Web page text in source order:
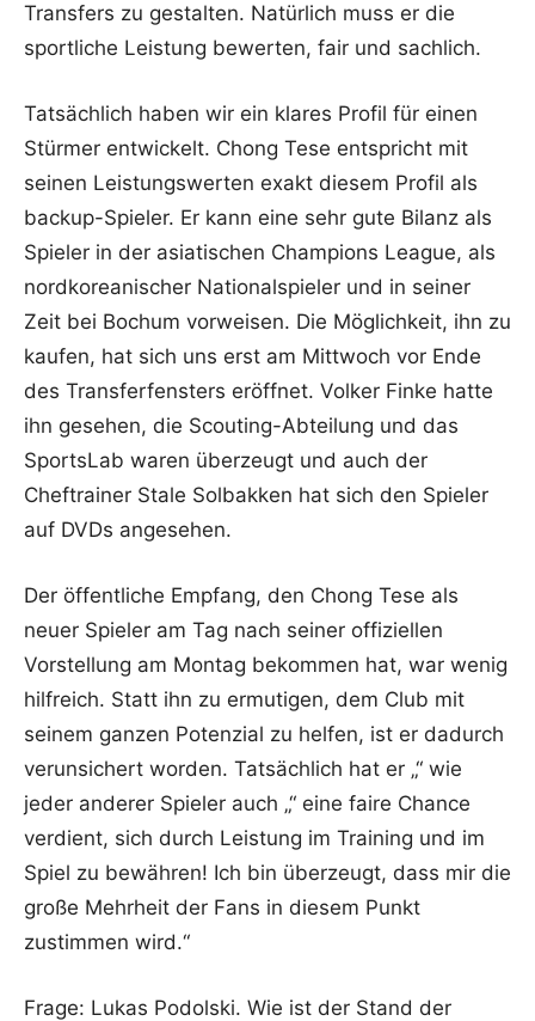
Transfers zu gestalten. Natürlich muss er die
sportliche Leistung bewerten, fair und sachlich.
Tatsächlich haben wir ein klares Profil für einen
Stürmer entwickelt. Chong Tese entspricht mit
seinen Leistungswerten exakt diesem Profil als
backup-Spieler. Er kann eine sehr gute Bilanz als
Spieler in der asiatischen Champions League, als
nordkoreanischer Nationalspieler und in seiner
Zeit bei Bochum vorweisen. Die Möglichkeit, ihn zu
kaufen, hat sich uns erst am Mittwoch vor Ende
des Transferfensters eröffnet. Volker Finke hatte
ihn gesehen, die Scouting-Abteilung und das
SportsLab waren überzeugt und auch der
Cheftrainer Stale Solbakken hat sich den Spieler
auf DVDs angesehen.
Der öffentliche Empfang, den Chong Tese als
neuer Spieler am Tag nach seiner offiziellen
Vorstellung am Montag bekommen hat, war wenig
hilfreich. Statt ihn zu ermutigen, dem Club mit
seinem ganzen Potenzial zu helfen, ist er dadurch
verunsichert worden. Tatsächlich hat er „“ wie
jeder anderer Spieler auch „“ eine faire Chance
verdient, sich durch Leistung im Training und im
Spiel zu bewähren! Ich bin überzeugt, dass mir die
große Mehrheit der Fans in diesem Punkt
zustimmen wird.“
Frage: Lukas Podolski. Wie ist der Stand der